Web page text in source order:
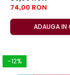
Consumabile
Schneider
Sharpie
Mont Marte
Oxford
74,00 RON
ADAUGA IN
-12%